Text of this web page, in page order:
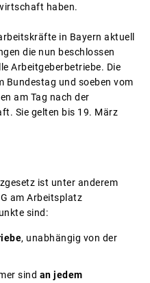
haben.
in Bayern aktuell
die nun beschlossen
Arbeitgeberbetriebe. Die
Bundestag und soeben vom
am Tag nach der
Sie gelten bis 19. März
ist unter anderem
am Arbeitsplatz
sind:
, unabhängig von der
sind an jedem